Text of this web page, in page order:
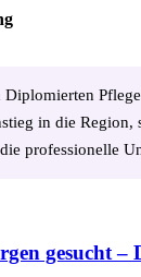
in die
professionelle
gesucht